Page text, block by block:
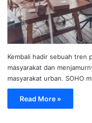
Kembali hadir sebuah tren
masyarakat dan
masyarakat urban. SOHO
Read More »